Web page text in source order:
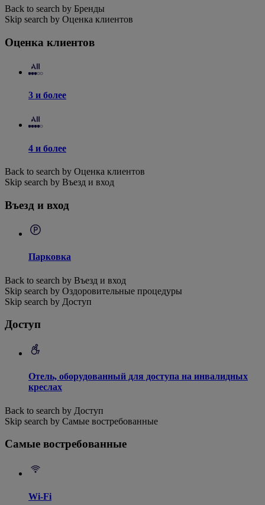
Back to search by Бренды
Skip search by Оценка клиентов
Оценка клиентов
3 и более
4 и более
Back to search by Оценка клиентов
Skip search by Въезд и вход
Въезд и вход
Парковка
Back to search by Въезд и вход
Skip search by Оздоровительные процедуры
Skip search by Доступ
Доступ
Отель, оборудованный для доступа на инвалидных
креслах
Back to search by Доступ
Skip search by Самые востребованные
Самые востребованные
Wi-Fi